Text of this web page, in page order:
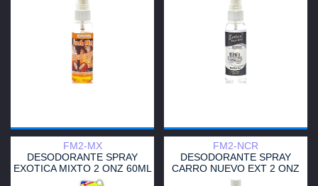
FM2-MX
DESODORANTE SPRAY
EXOTICA MIXTO 2 ONZ 60ML
FM2-NCR
DESODORANTE SPRAY
CARRO NUEVO EXT 2 ONZ
60ML